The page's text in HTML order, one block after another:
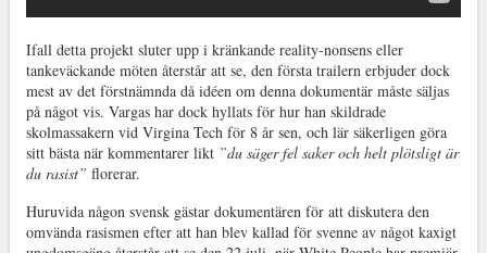
Ifall detta projekt sluter upp i kränkande reality-nonsens eller
tankeväckande möten återstår att se, den första trailern erbjuder dock
mest av det förstnämnda då idéen om denna dokumentär måste säljas
på något vis. Vargas har dock hyllats för hur han skildrade
skolmassakern vid Virgina Tech för 8 år sen, och lär säkerligen göra
sitt bästa när kommentarer likt ”du säger fel saker och helt plötsligt är
du rasist” florerar.
Huruvida någon svensk gästar dokumentären för att diskutera den
omvända rasismen efter att han blev kallad för svenne av något kaxigt